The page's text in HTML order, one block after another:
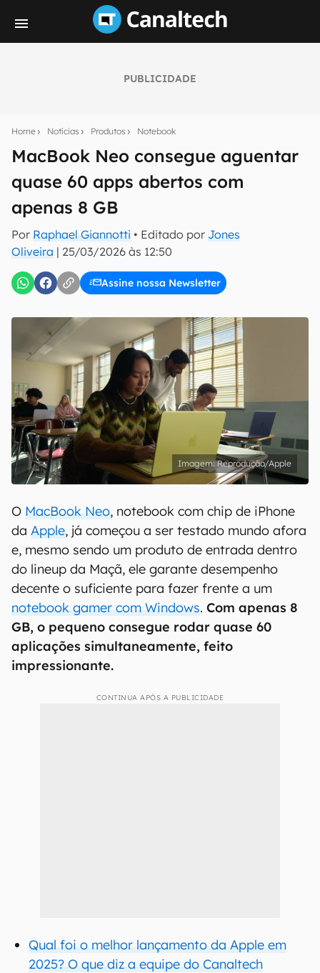
PUBLICIDADE
Home Notícias Produtos Notebook
MacBook Neo consegue aguentar
quase 60 apps abertos com
apenas 8 GB
Por Raphael Giannotti • Editado por Jones
Oliveira | 25/03/2026 às 12:50
Assine nossa Newsletter
notícias e reviews sobre tecnologia em primeira
mão.
E-mail
inscreva-se
Confirmo que li, aceito e concordo com os Termos de
Uso e Política de Privacidade do Canaltech.
Reprodução/Apple
O MacBook Neo, notebook com chip de iPhone
da Apple, já começou a ser testado mundo afora
e, mesmo sendo um produto de entrada dentro
do lineup da Maçã, ele garante desempenho
decente o suficiente para fazer frente a um
notebook gamer com Windows. Com apenas 8
GB, o pequeno consegue rodar quase 60
aplicações simultaneamente, feito
impressionante.
CONTINUA APÓS A PUBLICIDADE
Qual foi o melhor lançamento da Apple em
2025? O que diz a equipe do Canaltech